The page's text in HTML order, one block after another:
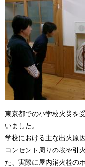
東京都での小学校火災を
いました。
学校における主な出火原
コンセント周りの埃や引
た、実際に屋内消火栓の